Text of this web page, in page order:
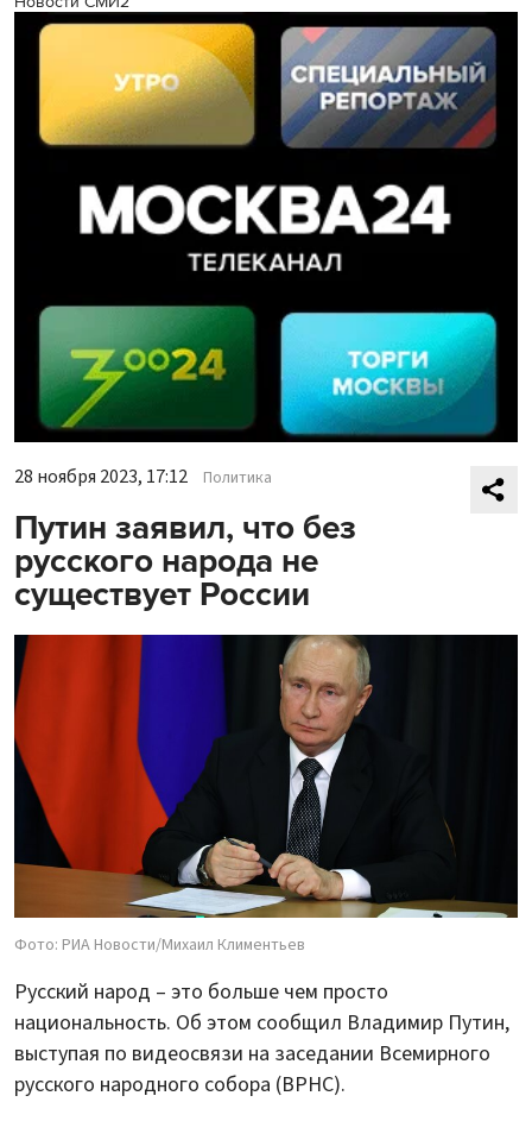
28 ноября 2023, 17:12 Политика
Путин заявил, что без
русского народа не
существует России
Фото: РИА Новости/Михаил Климентьев
Русский народ – это больше чем просто
национальность. Об этом сообщил Владимир Путин,
выступая по видеосвязи на заседании Всемирного
русского народного собора (ВРНС).